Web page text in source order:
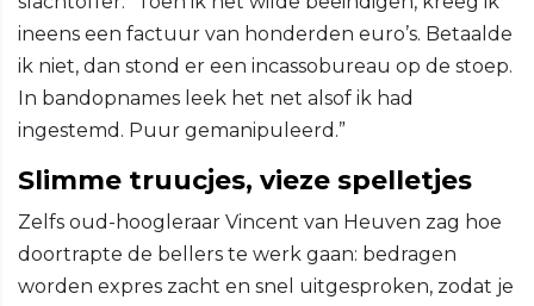
ineens een factuur van honderden euro’s. Betaalde
ik niet, dan stond er een incassobureau op de stoep.
In bandopnames leek het net alsof ik had
ingestemd. Puur gemanipuleerd.”
Slimme truucjes, vieze spelletjes
Zelfs oud-hoogleraar Vincent van Heuven zag hoe
doortrapte de bellers te werk gaan: bedragen
worden expres zacht en snel uitgesproken, zodat je